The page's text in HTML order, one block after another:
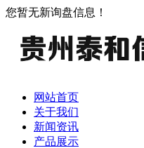
您暂无新询盘信息！
网站首页
关于我们
新闻资讯
产品展示